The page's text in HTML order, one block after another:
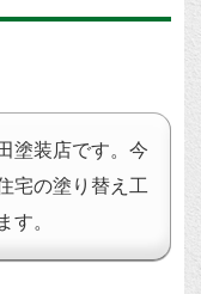
塗装店です。今
宅の塗り替え工
す。